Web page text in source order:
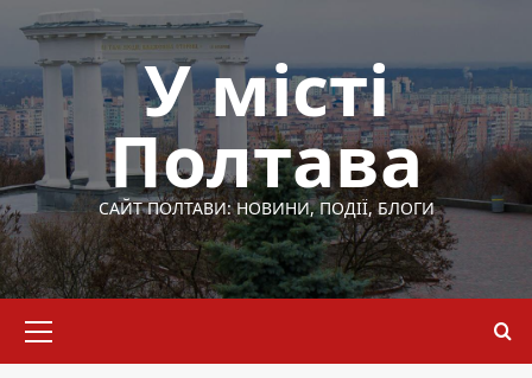
Перейти
вмісту
У місті
Полтава
САЙТ ПОЛТАВИ: НОВИНИ, ПОДІЇ, БЛОГИ
меню